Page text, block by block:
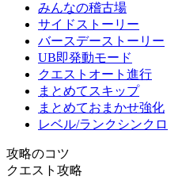
みんなの稽古場
サイドストーリー
バースデーストーリー
UB即発動モード
クエストオート進行
まとめてスキップ
まとめておまかせ強化
レベル/ランクシンクロ
攻略のコツ
クエスト攻略